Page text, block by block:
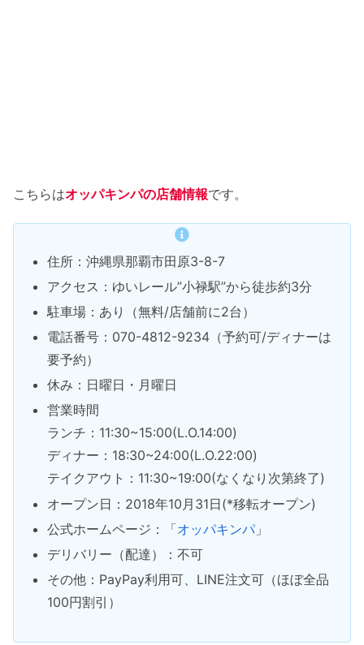
こちらはオッパキンパの店舗情報です。
住所：沖縄県那覇市田原3-8-7
アクセス：ゆいレール”小禄駅”から徒歩約3分
駐車場：あり（無料/店舗前に2台）
電話番号：070-4812-9234（予約可/ディナーは
要予約）
休み：日曜日・月曜日
営業時間
ランチ：11:30~15:00(L.O.14:00)
ディナー：18:30~24:00(L.O.22:00)
テイクアウト：11:30~19:00(なくなり次第終了)
オープン日：2018年10月31日(*移転オープン)
公式ホームページ：「オッパキンパ 」
デリバリー（配達）：不可
その他：PayPay利用可、LINE注文可（ほぼ全品
100円割引）